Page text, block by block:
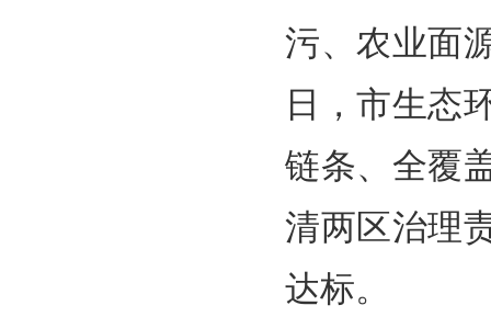
污、农业面
日，市生态
链条、全覆
清两区治理
达标。